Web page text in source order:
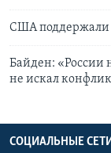
США поддержали
Байден: «России
не искал
СОЦИАЛЬНЫЕ